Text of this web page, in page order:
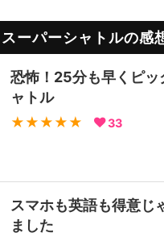
スーパーシャトルの感
恐怖！25分も早くピ
ャトル
★★★★★ 33
スマホも英語も得意じ
ました